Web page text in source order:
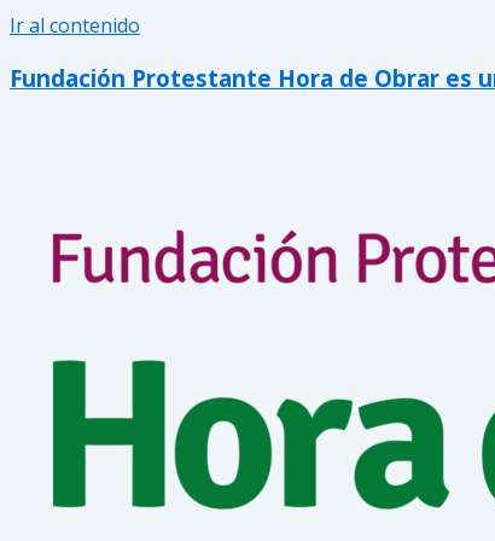
Ir al contenido
Fundación Protestante Hora de Obrar es